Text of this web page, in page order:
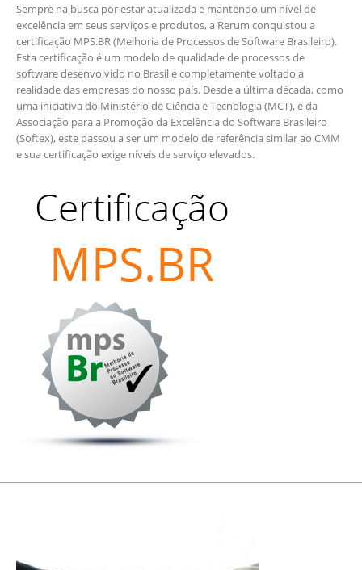
Sempre na busca por estar atualizada e mantendo um nível de
excelência em seus serviços e produtos, a Rerum conquistou a
certificação MPS.BR (Melhoria de Processos de Software Brasileiro).
Esta certificação é um modelo de qualidade de processos de
software desenvolvido no Brasil e completamente voltado a
realidade das empresas do nosso país. Desde a última década, como
uma iniciativa do Ministério de Ciência e Tecnologia (MCT), e da
Associação para a Promoção da Excelência do Software Brasileiro
(Softex), este passou a ser um modelo de referência similar ao CMM
e sua certificação exige níveis de serviço elevados.